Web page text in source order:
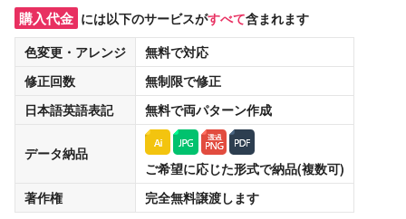
購入代金 には以下のサービスがすべて含まれます
色変更・アレンジ
無料で対応
修正回数
無制限で修正
日本語英語表記
無料で両パターン作成
データ納品
ご希望に応じた形式で納品(複数可)
著作権
完全無料譲渡します